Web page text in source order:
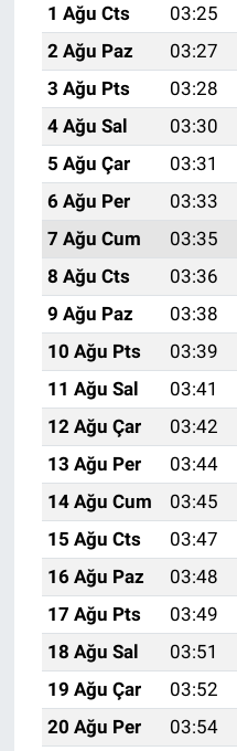
1 Ağu Cts
03:25
2 Ağu Paz
03:27
3 Ağu Pts
03:28
4 Ağu Sal
03:30
5 Ağu Çar
03:31
6 Ağu Per
03:33
7 Ağu Cum
03:35
8 Ağu Cts
03:36
9 Ağu Paz
03:38
10 Ağu Pts
03:39
11 Ağu Sal
03:41
12 Ağu Çar
03:42
13 Ağu Per
03:44
14 Ağu Cum
03:45
15 Ağu Cts
03:47
16 Ağu Paz
03:48
17 Ağu Pts
03:49
18 Ağu Sal
03:51
19 Ağu Çar
03:52
20 Ağu Per
03:54